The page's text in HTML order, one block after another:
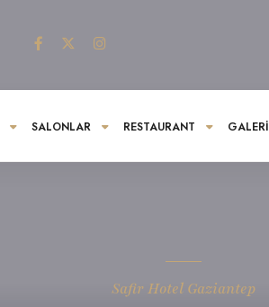
SALONLAR RESTAURANT GALERI
Safir Hotel Gaziantep